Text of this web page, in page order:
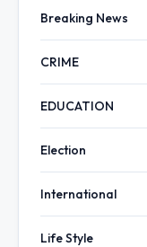
Breaking News
CRIME
EDUCATION
Election
International
Life Style